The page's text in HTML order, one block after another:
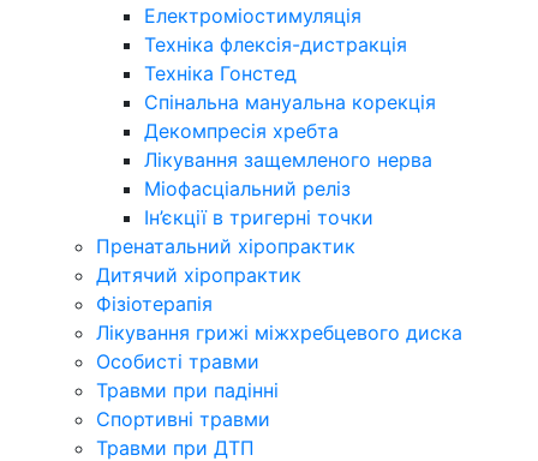
Електроміостимуляція
Техніка флексія-дистракція
Техніка Гонстед
Спінальна мануальна корекція
Декомпресія хребта
Лікування защемленого нерва
Міофасціальний реліз
Ін’єкції в тригерні точки
Пренатальний хіропрактик
Дитячий хіропрактик
Фізіотерапія
Лікування грижі міжхребцевого диска
Особисті травми
Травми при падінні
Спортивні травми
Травми при ДТП